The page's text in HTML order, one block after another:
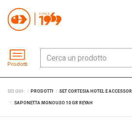
Prodotti
SEI QUI: PRODOTTI SET CORTESIA HOTEL E ACCESSORI
SAPONETTA MONOUSO 10 GR REYAH